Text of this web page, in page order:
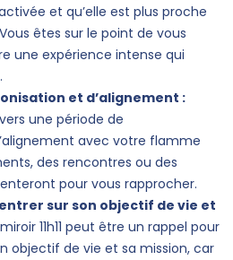
et qu’elle est plus proche
êtes sur le point de vous
une expérience intense qui
et d’alignement :
une période de
avec votre flamme
des rencontres ou des
pour vous rapprocher.
sur son objectif de vie et
11h11 peut être un rappel pour
objectif de vie et sa mission, car